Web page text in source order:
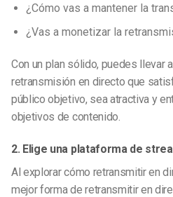
¿Cómo vas a mantener la
¿Vas a monetizar la
Con un plan sólido, puedes llevar
retransmisión en directo que
público objetivo, sea atractiva y
objetivos de contenido.
2. Elige una plataforma de
Al explorar cómo retransmitir en
mejor forma de retransmitir en